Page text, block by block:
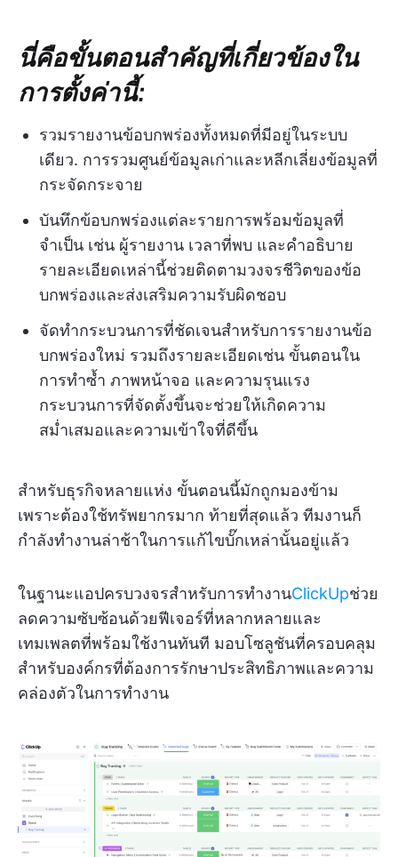
นี่คือขั้นตอนสำคัญที่เกี่ยวข้องใน
การตั้งค่านี้:
รวมรายงานข้อบกพร่องทั้งหมดที่มีอยู่ในระบบ
เดียว. การรวมศูนย์ข้อมูลเก่าและหลีกเลี่ยงข้อมูลที่
กระจัดกระจาย
บันทึกข้อบกพร่องแต่ละรายการพร้อมข้อมูลที่
จำเป็น เช่น ผู้รายงาน เวลาที่พบ และคำอธิบาย
รายละเอียดเหล่านี้ช่วยติดตามวงจรชีวิตของข้อ
บกพร่องและส่งเสริมความรับผิดชอบ
จัดทำกระบวนการที่ชัดเจนสำหรับการรายงานข้อ
บกพร่องใหม่ รวมถึงรายละเอียดเช่น ขั้นตอนใน
การทำซ้ำ ภาพหน้าจอ และความรุนแรง
กระบวนการที่จัดตั้งขึ้นจะช่วยให้เกิดความ
สม่ำเสมอและความเข้าใจที่ดีขึ้น
สำหรับธุรกิจหลายแห่ง ขั้นตอนนี้มักถูกมองข้าม
เพราะต้องใช้ทรัพยากรมาก ท้ายที่สุดแล้ว ทีมงานก็
กำลังทำงานล่าช้าในการแก้ไขบั๊กเหล่านั้นอยู่แล้ว
ในฐานะแอปครบวงจรสำหรับการทำงานClickUpช่วย
ลดความซับซ้อนด้วยฟีเจอร์ที่หลากหลายและ
เทมเพลตที่พร้อมใช้งานทันที มอบโซลูชันที่ครอบคลุม
สำหรับองค์กรที่ต้องการรักษาประสิทธิภาพและความ
คล่องตัวในการทำงาน